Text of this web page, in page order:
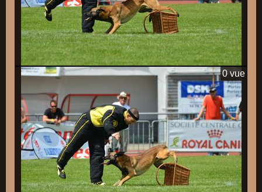
0 vue